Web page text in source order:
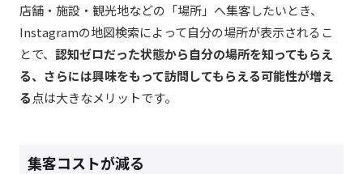
店舗・施設・観光地などの「場所」へ集客したいとき、
Instagramの地図検索によって自分の場所が表示されるこ
とで、 認知ゼロだった状態から自分の場所を知ってもらえ
る、さらには興味をもって訪問してもらえる可能性が増え
る点は大きなメリットです。
集客コストが減る